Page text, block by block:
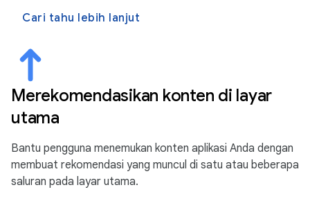
Cari tahu lebih lanjut
Merekomendasikan konten di layar
utama
Bantu pengguna menemukan konten aplikasi Anda dengan
membuat rekomendasi yang muncul di satu atau beberapa
saluran pada layar utama.